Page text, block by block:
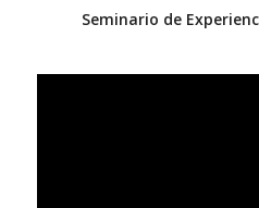
Seminario de